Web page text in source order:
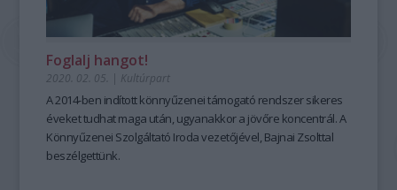
Foglalj hangot!
2020. 02. 05. | Kultúrpart
A 2014-ben indított könnyűzenei támogató rendszer sikeres
éveket tudhat maga után, ugyanakkor a jövőre koncentrál. A
Könnyűzenei Szolgáltató Iroda vezetőjével, Bajnai Zsolttal
beszélgettünk.